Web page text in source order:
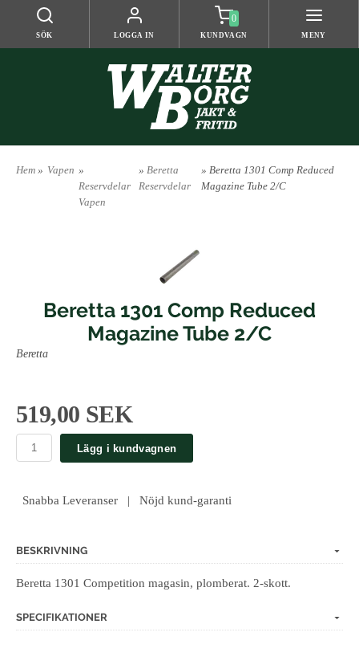
SÖK LOGGA IN
0
KUNDVAGN MENY
Hem » Vapen »
Reservdelar
Vapen
» Beretta
Reservdelar
» Beretta 1301 Comp Reduced
Magazine Tube 2/C
Beretta 1301 Comp Reduced
Magazine Tube 2/C
Beretta
519,00 SEK
Lägg i kundvagnen
Snabba Leveranser | Nöjd kund-garanti
BESKRIVNING
Beretta 1301 Competition magasin, plomberat. 2-skott.
SPECIFIKATIONER